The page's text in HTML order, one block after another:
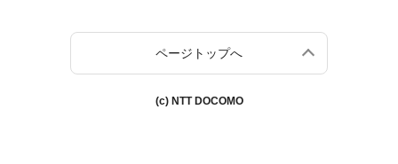
ページトップへ
(c) NTT DOCOMO